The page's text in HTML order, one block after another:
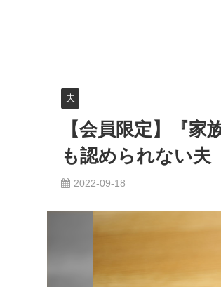
夫
【会員限定】『
も認められない夫
2022-09-18